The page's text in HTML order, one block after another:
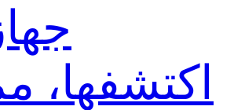
اكتشفها،